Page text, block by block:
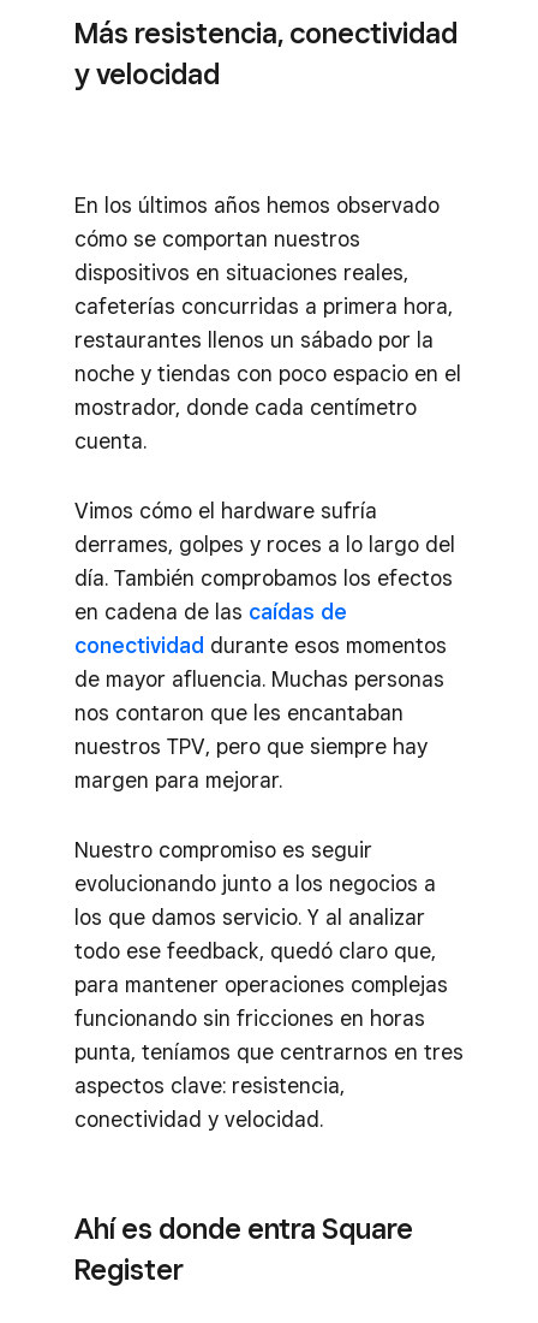
Más resistencia, conectividad
y velocidad
En los últimos años hemos observado
cómo se comportan nuestros
dispositivos en situaciones reales,
cafeterías concurridas a primera hora,
restaurantes llenos un sábado por la
noche y tiendas con poco espacio en el
mostrador, donde cada centímetro
cuenta.
Vimos cómo el hardware sufría
derrames, golpes y roces a lo largo del
día. También comprobamos los efectos
en cadena de las caídas de
conectividad durante esos momentos
de mayor afluencia. Muchas personas
nos contaron que les encantaban
nuestros TPV, pero que siempre hay
margen para mejorar.
Nuestro compromiso es seguir
evolucionando junto a los negocios a
los que damos servicio. Y al analizar
todo ese feedback, quedó claro que,
para mantener operaciones complejas
funcionando sin fricciones en horas
punta, teníamos que centrarnos en tres
aspectos clave: resistencia,
conectividad y velocidad.
Ahí es donde entra Square
Register